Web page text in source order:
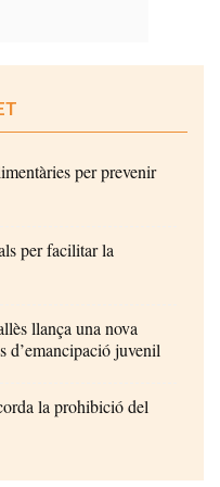
per prevenir
per facilitar la
llança una nova
d’emancipació juvenil
la prohibició del